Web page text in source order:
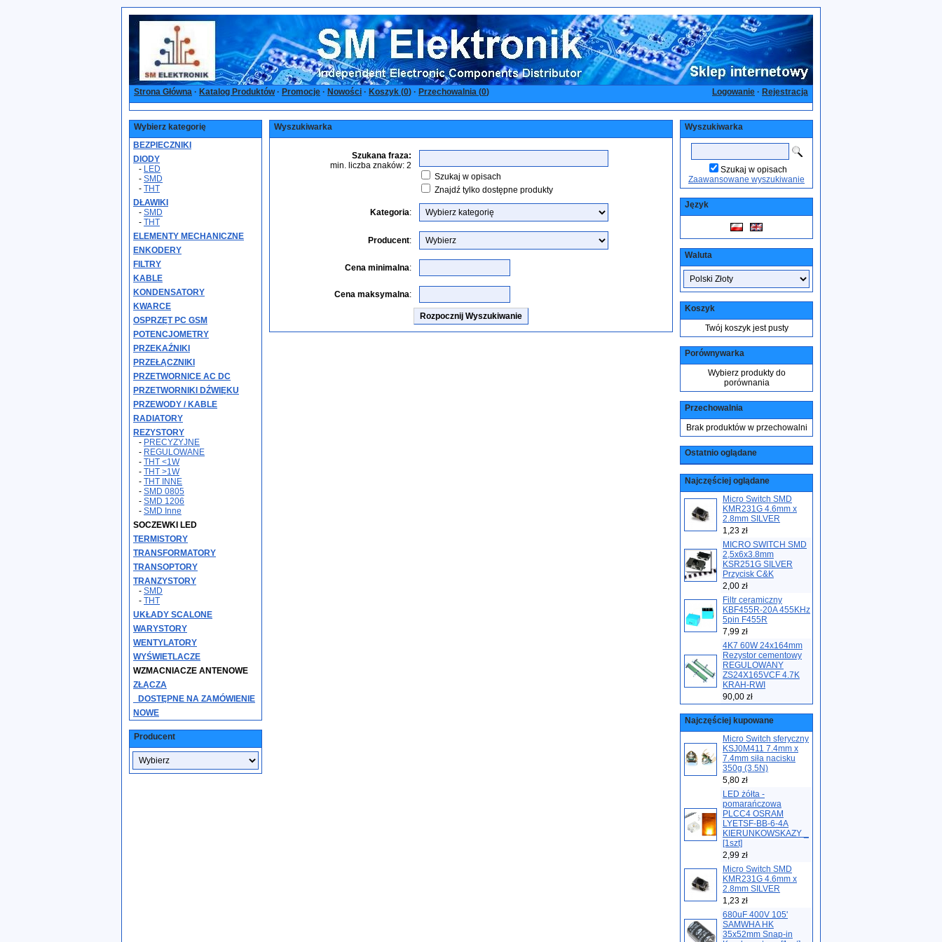
Strona Główna · Katalog Produktów· Promocje · Nowości · Koszyk (0) · Przechowalnia (0) Logowanie · Rejestracja
Wybierz kategorię
BEZPIECZNIKI
DIODY
- LED
- SMD
- THT
DŁAWIKI
- SMD
- THT
ELEMENTY MECHANICZNE
ENKODERY
FILTRY
KABLE
KONDENSATORY
KWARCE
OSPRZĘT PC GSM
POTENCJOMETRY
PRZEKAŹNIKI
PRZEŁĄCZNIKI
PRZETWORNICE AC DC
PRZETWORNIKI DŹWIĘKU
PRZEWODY / KABLE
RADIATORY
REZYSTORY
- PRECYZYJNE
- REGULOWANE
- THT <1W
- THT >1W
- THT INNE
- SMD 0805
- SMD 1206
- SMD Inne
SOCZEWKI LED
TERMISTORY
TRANSFORMATORY
TRANSOPTORY
TRANZYSTORY
- SMD
- THT
UKŁADY SCALONE
WARYSTORY
WENTYLATORY
WYŚWIETLACZE
WZMACNIACZE ANTENOWE
ZŁĄCZA
_DOSTĘPNE NA ZAMÓWIENIE
NOWE
Producent
Wyszukiwarka
Szukana fraza:
min. liczba znaków: 2
Szukaj w opisach
Znajdź tylko dostępne produkty
Kategoria:
Producent:
Cena minimalna:
Cena maksymalna:
Wyszukiwarka
Szukaj w opisach
Zaawansowane wyszukiwanie
Język
Waluta
Koszyk
Twój koszyk jest pusty
Porównywarka
Wybierz produkty do
porównania
Przechowalnia
Brak produktów w przechowalni
Ostatnio oglądane
Najczęściej oglądane
Micro Switch SMD
KMR231G 4.6mm x
2.8mm SILVER
1,23 zł
MICRO SWITCH SMD
2,5x6x3.8mm
KSR251G SILVER
Przycisk C&K
2,00 zł
Filtr ceramiczny
KBF455R-20A 455KHz
5pin F455R
7,99 zł
4K7 60W 24x164mm
Rezystor cementowy
REGULOWANY
ZS24X165VCF 4.7K
KRAH-RWI
90,00 zł
Najczęściej kupowane
Micro Switch sferyczny
KSJ0M411 7.4mm x
7.4mm siła nacisku
350g (3.5N)
5,80 zł
LED żółta -
pomarańczowa
PLCC4 OSRAM
LYETSF-BB-6-4A
KIERUNKOWSKAZY _
[1szt]
2,99 zł
Micro Switch SMD
KMR231G 4.6mm x
2.8mm SILVER
1,23 zł
680uF 400V 105'
SAMWHA HK
35x52mm Snap-in